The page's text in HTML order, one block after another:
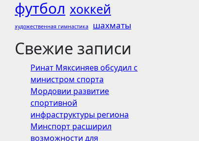
футбол хоккей
художественная гимнастика шахматы
Свежие записи
Ринат Мяксиняев обсудил с
министром спорта
Мордовии развитие
спортивной
инфраструктуры региона
Минспорт расширил
возможности для